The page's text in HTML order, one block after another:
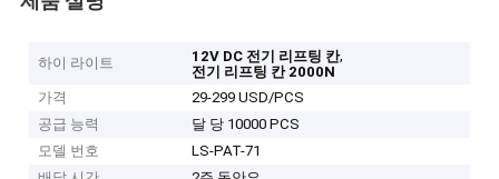
하이 라이트 12V DC 전기 리프팅 칸,
전기 리프팅 칸 2000N
가격
29-299 USD/PCS
공급 능력
달 당 10000 PCS
모델 번호
LS-PAT-71